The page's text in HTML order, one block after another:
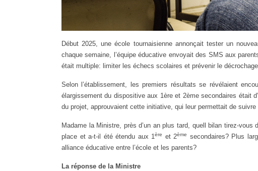
Début 2025, une école tournaisienne annonçait tester un
chaque semaine, l’équipe éducative envoyait des SMS aux
était multiple: limiter les échecs scolaires et prévenir le
Selon l’établissement, les premiers résultats se révélaient
élargissement du dispositive aux 1ère et 2ème secondaires était
du projet, approuvaient cette initiative, qui leur permettait de
Madame la Ministre, près d’un an plus tard, quell bilan tirez-vous
place et a-t-il été étendu aux 1ère et 2ème
secondaires? Plus
alliance éducative entre l’école et les parents?
La réponse de la Ministre